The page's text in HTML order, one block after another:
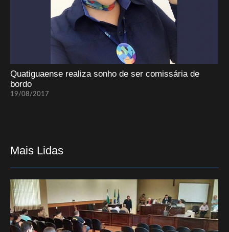
Quatiguaense realiza sonho de ser comissária de
bordo
19/08/2017
Mais Lidas